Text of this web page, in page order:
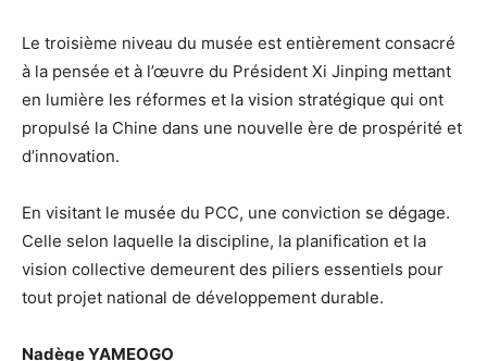
Le troisième niveau du musée est entièrement consacré
à la pensée et à l’œuvre du Président Xi Jinping mettant
en lumière les réformes et la vision stratégique qui ont
propulsé la Chine dans une nouvelle ère de prospérité et
d’innovation.
En visitant le musée du PCC, une conviction se dégage.
Celle selon laquelle la discipline, la planification et la
vision collective demeurent des piliers essentiels pour
tout projet national de développement durable.
Nadège YAMEOGO